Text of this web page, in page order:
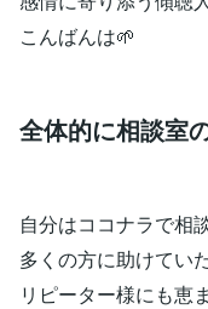
こんばんは🌱
全体的に相談室
自分はココナラで相
多くの方に助けてい
リピーター様にも恵